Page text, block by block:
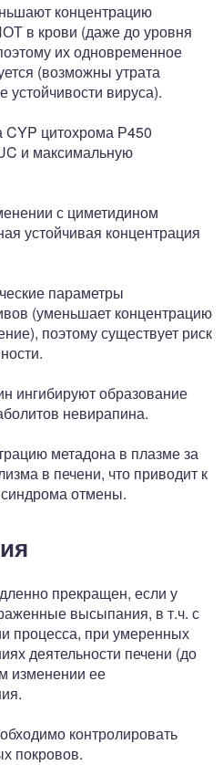
концентрацию
в крови (даже до уровня
их одновременное
(возможны утрата
устойчивости вируса).
цитохрома Р450
и максимальную
с циметидином
устойчивая концентрация
параметры
(уменьшает концентрацию
поэтому существует риск
ингибируют образование
невирапина.
метадона в плазме за
в печени, что приводит к
синдрома отмены.
прекращен, если у
высыпания, в т.ч. с
процесса, при умеренных
деятельности печени (до
изменении ее
контролировать
покровов.